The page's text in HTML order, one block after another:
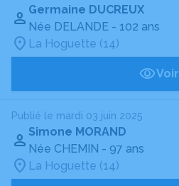
Germaine DUCREUX
Née DELANDE - 102 ans
La Hoguette (14)
Voir
Publié le mardi 03 juin 2025
Simone MORAND
Née CHEMIN - 97 ans
La Hoguette (14)